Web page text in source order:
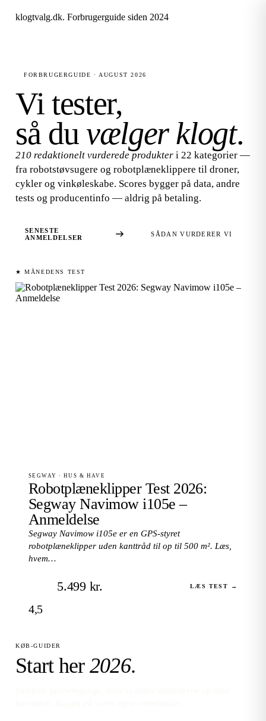
klogtvalg.dk. Forbrugerguide siden 2024
FORBRUGERGUIDE · AUGUST 2026
Vi tester,
så du vælger klogt.
210 redaktionelt vurderede produkter i 22 kategorier —
fra robotstøvsugere og robotplæneklippere til droner,
cykler og vinkøleskabe. Scores bygger på data, andre
tests og producentinfo — aldrig på betaling.
SENESTE
ANMELDELSER
SÅDAN VURDERER VI
★ MÅNEDENS TEST
SEGWAY · HUS & HAVE
Robotplæneklipper Test 2026:
Segway Navimow i105e –
Anmeldelse
Segway Navimow i105e er en GPS-styret
robotplæneklipper uden kanttråd til op til 500 m². Læs,
hvem…
4,5
5.499 kr. LÆS TEST →
KØB-GUIDER
Start her 2026.